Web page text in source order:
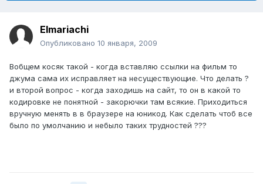
Elmariachi
Опубликовано 10 января, 2009
Вобщем косяк такой - когда вставляю ссылки на фильм то
джума сама их исправляет на несуществующие. Что делать ?
и второй вопрос - когда заходишь на сайт, то он в какой то
кодировке не понятной - закорючки там всякие. Приходиться
вручную менять в в браузере на юникод. Как сделать чтоб все
было по умолчанию и небыло таких трудностей ???